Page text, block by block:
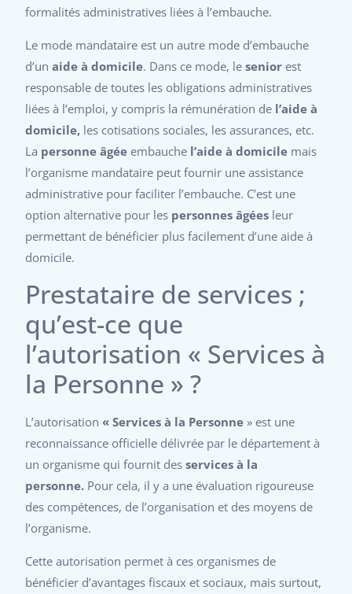
formalités administratives liées à l’embauche.
Le mode mandataire est un autre mode d’embauche
d’unaide à domicile. Dans ce mode, lesenior est
responsable de toutes les obligations administratives
liées à l’emploi, y compris la rémunération de l’aide à
domicile, les cotisations sociales, les assurances, etc.
La personne âgée embauche l’aide à domicile mais
l’organisme mandataire peut fournir une assistance
administrative pour faciliter l’embauche. C’est une
option alternative pour les personnes âgées leur
permettant de bénéficier plus facilement d’une aide à
domicile.
Prestataire de services ;
qu’est-ce que
l’autorisation « Services à
la Personne » ?
L’autorisation« Services à la Personne » est une
reconnaissance officielle délivrée par le département à
un organisme qui fournit desservices à la
personne. Pour cela, il y a une évaluation rigoureuse
des compétences, de l’organisation et des moyens de
l’organisme.
Cette autorisation permet à ces organismes de
bénéficier d’avantages fiscaux et sociaux, mais surtout,